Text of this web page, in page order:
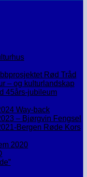
Rød Tråd
– og kulturlandskap
45års-jubileum
Way-back
– Bjørgvin Fengsel
Bergen Røde Kors
2020